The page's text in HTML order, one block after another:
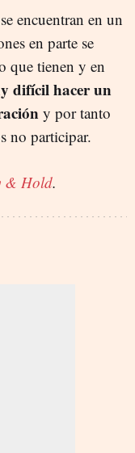
encuentran en un
en parte se
que tienen y en
difícil hacer un
y por tanto
no participar.
& Hold.